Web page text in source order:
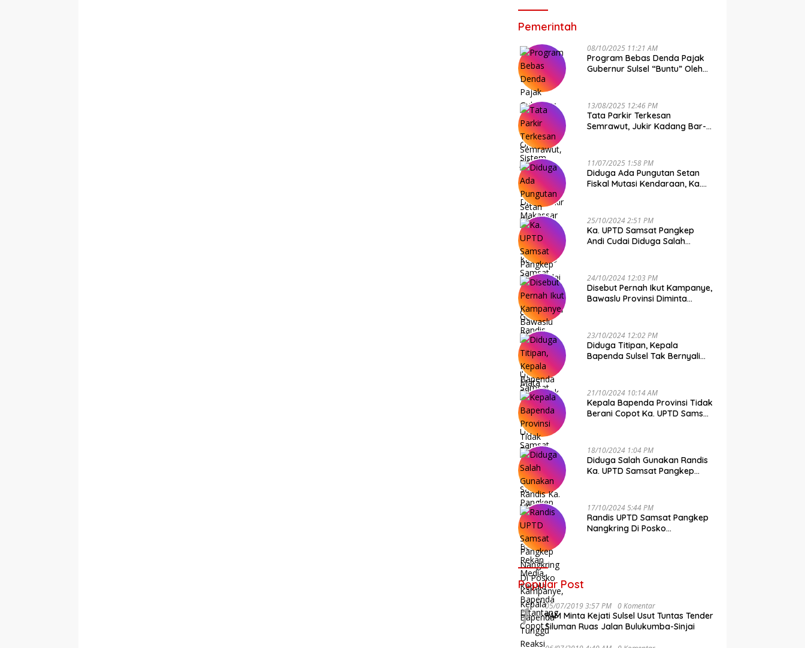
Pemerintah
08/10/2025 11:21 AM
Program Bebas Denda Pajak
Gubernur Sulsel “Buntu” Oleh
13/08/2025 12:46 PM
Tata Parkir Terkesan
Semrawut, Jukir Kadang Bar-
11/07/2025 1:58 PM
Diduga Ada Pungutan Setan
Fiskal Mutasi Kendaraan, Ka.
25/10/2024 2:51 PM
Ka. UPTD Samsat Pangkep
Andi Cudai Diduga Salah
24/10/2024 12:03 PM
Disebut Pernah Ikut Kampanye,
Bawaslu Provinsi Diminta
23/10/2024 12:02 PM
Diduga Titipan, Kepala
Bapenda Sulsel Tak Bernyali
21/10/2024 10:14 AM
Kepala Bapenda Provinsi Tidak
Berani Copot Ka. UPTD Samsat
18/10/2024 1:04 PM
Diduga Salah Gunakan Randis
Ka. UPTD Samsat Pangkep
17/10/2024 5:44 PM
Randis UPTD Samsat Pangkep
Nangkring Di Posko
Popular Post
1 05/07/2019 3:57 PM 0 Komentar
FAM Minta Kejati Sulsel Usut Tuntas Tender
Siluman Ruas Jalan Bulukumba-Sinjai